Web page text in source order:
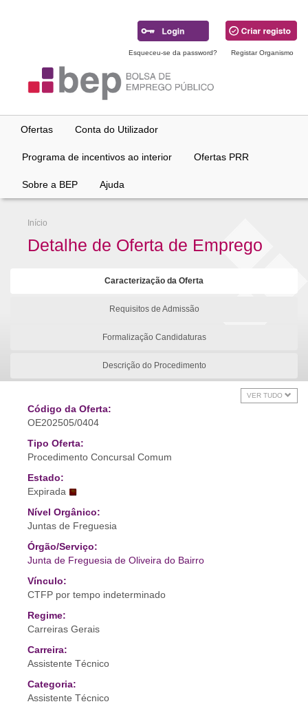
Esqueceu-se da password? Registar Organismo
Ofertas Conta do Utilizador
Programa de incentivos ao interior Ofertas PRR
Sobre a BEP Ajuda
Início
Detalhe de Oferta de Emprego
Caracterização da Oferta
Requisitos de Admissão
Formalização Candidaturas
Descrição do Procedimento
VER TUDO
Código da Oferta:
OE202505/0404
Tipo Oferta:
Procedimento Concursal Comum
Estado:
Expirada
Nível Orgânico:
Juntas de Freguesia
Órgão/Serviço:
Junta de Freguesia de Oliveira do Bairro
Vínculo:
CTFP por tempo indeterminado
Regime:
Carreiras Gerais
Carreira:
Assistente Técnico
Categoria:
Assistente Técnico